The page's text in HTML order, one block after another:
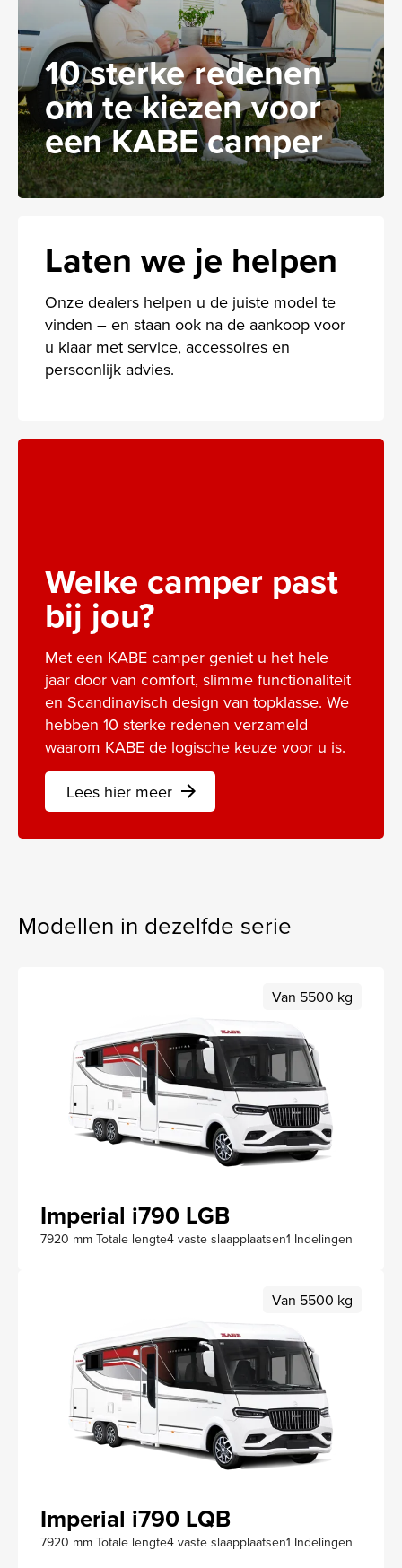
10 sterke redenen
om te kiezen voor
een KABE camper
Laten we je helpen
Onze dealers helpen u de juiste model te
vinden – en staan ook na de aankoop voor
u klaar met service, accessoires en
persoonlijk advies.
Welke camper past
bij jou?
Met een KABE camper geniet u het hele
jaar door van comfort, slimme functionaliteit
en Scandinavisch design van topklasse. We
hebben 10 sterke redenen verzameld
waarom KABE de logische keuze voor u is.
Lees hier meer arrow_forward
Modellen in dezelfde serie
Van 5500 kg
Imperial i790 LGB
7920 mm Totale lengte4 vaste slaapplaatsen1 Indelingen
Van 5500 kg
Imperial i790 LQB
7920 mm Totale lengte4 vaste slaapplaatsen1 Indelingen